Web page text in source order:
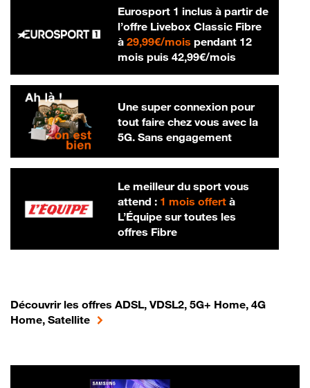
Eurosport 1 inclus à partir de
l’offre Livebox Classic Fibre
à 29,99€/mois29,99 € par mois
pendant 12
mois puis 42,99€/mois42,99 € par
Une super connexion pour
tout faire chez vous avec la
5G. Sans engagement
Le meilleur du sport vous
attend : 1 mois offertà
L’Équipe sur toutes les
offres Fibre
Découvrir les offres ADSL, VDSL2, 5G+ Home, 4G
Home, Satellite